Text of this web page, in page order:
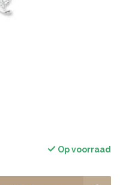
Op voorraad